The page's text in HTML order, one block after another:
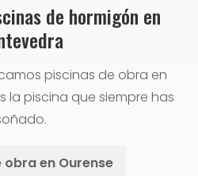
de hormigón en
piscinas de obra en
la piscina que siempre has
obra en Ourense